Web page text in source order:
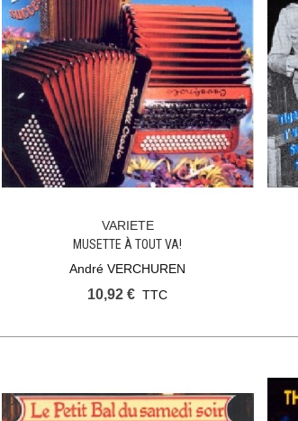
Ajouter Au Panier
VARIETE
MUSETTE À TOUT VA!
André VERCHUREN
10,92 € TTC